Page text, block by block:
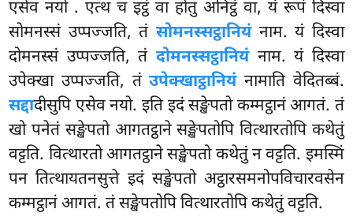
एसेव नयो . एत्थ च इट्ठं वा होतु अनिट्ठं वा, यं रूपं दिस्वा
सोमनस्सं उप्पज्जति, तं सोमनस्सट्ठानियंनाम. यं दिस्वा
दोमनस्सं उप्पज्जति, तं दोमनस्सट्ठानियंनाम. यं दिस्वा
उपेक्खा उप्पज्जति, तंउपेक्खाट्ठानियंनामाति वेदितब्बं.
सद्दादीसुपि एसेव नयो. इति इदं सङ्खेपतो कम्मट्ठानं आगतं. तं
खो पनेतं सङ्खेपतो आगतट्ठाने सङ्खेपतोपि वित्थारतोपि कथेतुं
वट्टति. वित्थारतो आगतट्ठाने सङ्खेपतो कथेतुं न वट्टति. इमस्मिं
पन तित्थायतनसुत्ते इदं सङ्खेपतो अट्ठारसमनोपविचारवसेन
कम्मट्ठानं आगतं. तं सङ्खेपतोपि वित्थारतोपि कथेतुं वट्टति.